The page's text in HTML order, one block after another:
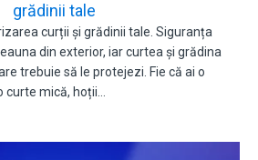
grădinii tale
curții și grădinii tale. Siguranța
din exterior, iar curtea și grădina
trebuie să le protejezi. Fie că ai o
curte mică, hoții…